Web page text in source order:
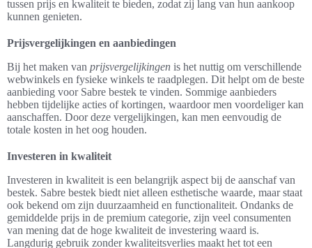
tussen prijs en kwaliteit te bieden, zodat zij lang van hun aankoop
kunnen genieten.
Prijsvergelijkingen en aanbiedingen
Bij het maken van prijsvergelijkingen is het nuttig om verschillende
webwinkels en fysieke winkels te raadplegen. Dit helpt om de beste
aanbieding voor Sabre bestek te vinden. Sommige aanbieders
hebben tijdelijke acties of kortingen, waardoor men voordeliger kan
aanschaffen. Door deze vergelijkingen, kan men eenvoudig de
totale kosten in het oog houden.
Investeren in kwaliteit
Investeren in kwaliteit is een belangrijk aspect bij de aanschaf van
bestek. Sabre bestek biedt niet alleen esthetische waarde, maar staat
ook bekend om zijn duurzaamheid en functionaliteit. Ondanks de
gemiddelde prijs in de premium categorie, zijn veel consumenten
van mening dat de hoge kwaliteit de investering waard is.
Langdurig gebruik zonder kwaliteitsverlies maakt het tot een